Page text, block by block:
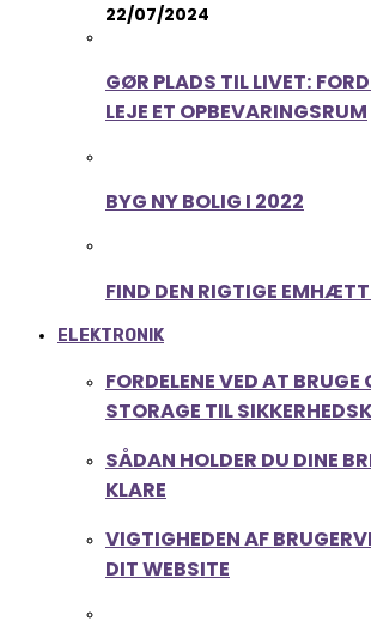
22/07/2024
GØR PLADS TIL LIVET:
LEJE ET OPBEVARINGSRUM
BYG NY BOLIG I 2022
FIND DEN RIGTIGE
ELEKTRONIK
FORDELENE VED AT BRUGE
STORAGE TIL
SÅDAN HOLDER DU DINE
KLARE
VIGTIGHEDEN AF
DIT WEBSITE